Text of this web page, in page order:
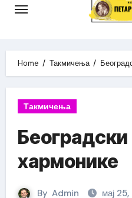
Home Такмичења
Такмичења
хармонике
By Admin мај